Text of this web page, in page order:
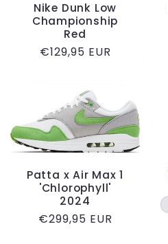
Nike Dunk Low
Championship
Red
Normale
€129,95 EUR
Patta x Air Max 1
'Chlorophyll'
2024
Normale
€299,95 EUR